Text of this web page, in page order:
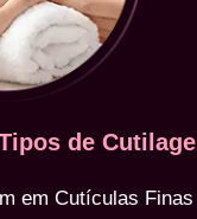
de
em Cutículas Finas